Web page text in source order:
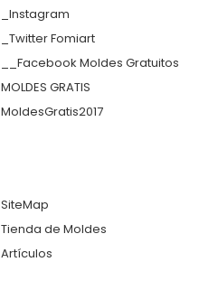
_Instagram
_Twitter Fomiart
__Facebook Moldes Gratuitos
MOLDES GRATIS
MoldesGratis2017
SiteMap
Tienda de Moldes
Artículos